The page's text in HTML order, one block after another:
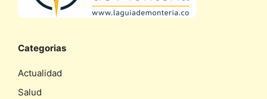
Categorias
Actualidad
Salud